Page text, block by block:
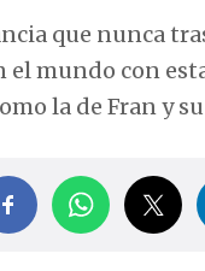
que nunca
el mundo con
la de Fran y